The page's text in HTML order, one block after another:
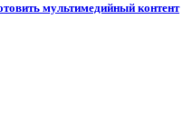
мультимедийный контент